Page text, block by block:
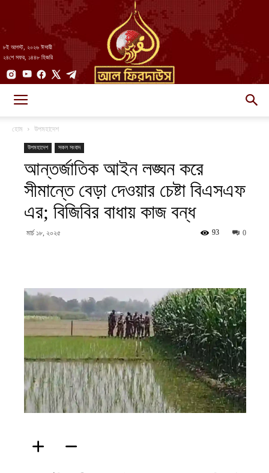
৮ই আগস্ট, ২০২৬ ঈসায়ী
২৪শে সফর, ১৪৪৮ হিজরি
||
আল-
হোম উপমহাদেশ
উপমহাদেশ সকল সংবাদ
আন্তর্জাতিক আইন লঙ্ঘন করে
সীমান্তে বেড়া দেওয়ার চেষ্টা বিএসএফ
এর; বিজিবির বাধায় কাজ বন্ধ
মার্চ ১৮, ২০২৫ 0
93